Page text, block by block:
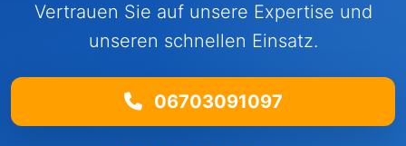
Vertrauen Sie auf unsere Expertise und
unseren schnellen Einsatz.
06703091097